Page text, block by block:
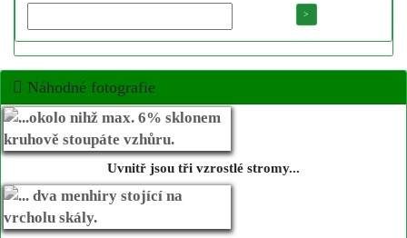
Náhodné fotografie
Uvnitř jsou tři vzrostlé stromy...